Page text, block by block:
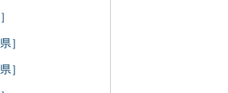
］
］